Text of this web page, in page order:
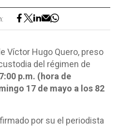
Víctor Hugo Quero, preso
del régimen de
p.m. (hora de
17 de mayo a los 82
por su el periodista